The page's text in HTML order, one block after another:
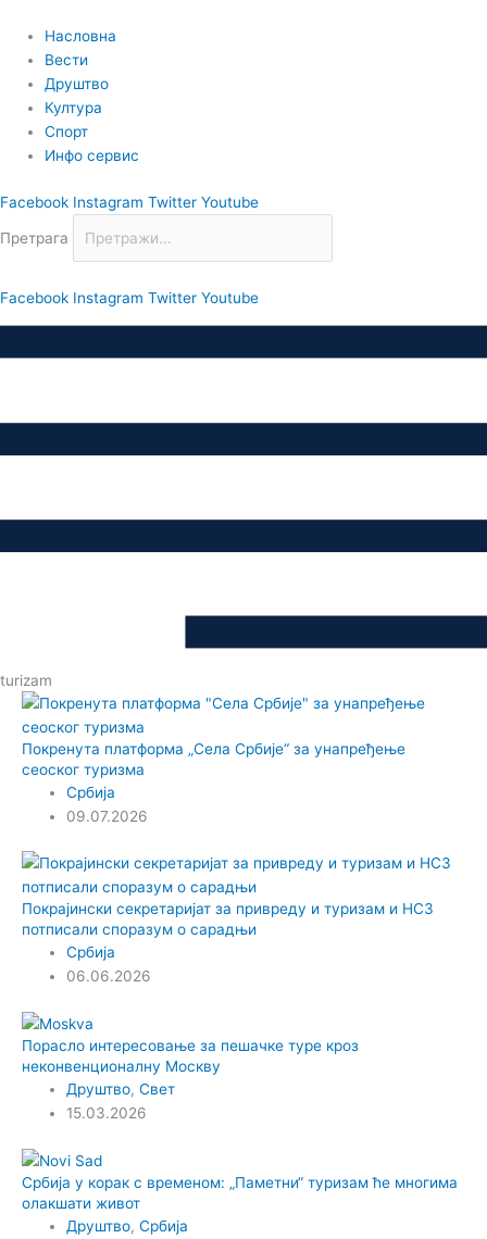
садржај
Насловна
Вести
Друштво
Култура
Спорт
Инфо сервис
Facebook Instagram Twitter Youtube
Претрага
Facebook Instagram Twitter Youtube
turizam
Покренута платформа „Села Србије“ за унапређење
сеоског туризма
Србија
09.07.2026
Покрајински секретаријат за привреду и туризам и НСЗ
потписали споразум о сарадњи
Србија
06.06.2026
Порасло интересовање за пешачке туре кроз
неконвенционалну Москву
Друштво,Свет
15.03.2026
Србија у корак с временом: „Паметни“ туризам ће многима
олакшати живот
Друштво,Србија